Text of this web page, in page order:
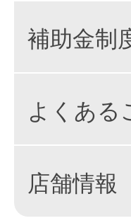
補助金制
よくある
店舗情報